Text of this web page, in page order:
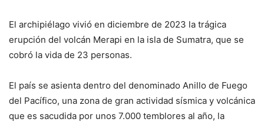
El archipiélago vivió en diciembre de 2023 la trágica
erupción del volcán Merapi en la isla de Sumatra, que se
cobró la vida de 23 personas.
El país se asienta dentro del denominado Anillo de Fuego
del Pacífico, una zona de gran actividad sísmica y volcánica
que es sacudida por unos 7.000 temblores al año, la